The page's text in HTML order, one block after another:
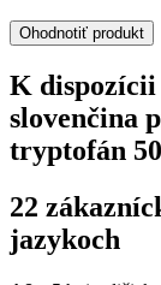
Ohodnotiť produkt
K
slovenčina
tryptofán
22
jazykoch